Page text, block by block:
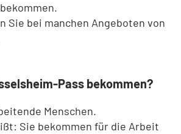
Sie bei manchen Angeboten von
Pass bekommen?
Menschen.
Sie bekommen für die Arbeit